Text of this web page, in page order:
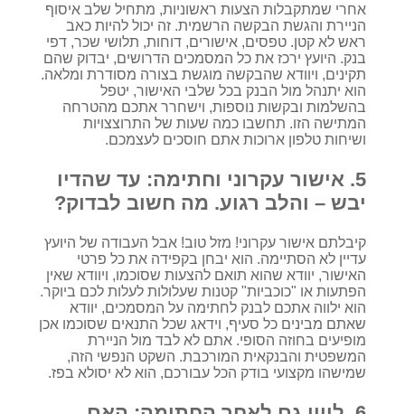
אחרי שמתקבלות הצעות ראשוניות, מתחיל שלב איסוף
הניירת והגשת הבקשה הרשמית. זה יכול להיות כאב
ראש לא קטן. טפסים, אישורים, דוחות, תלושי שכר, דפי
בנק. היועץ ירכז את כל המסמכים הדרושים, יבדוק שהם
תקינים, ויוודא שהבקשה מוגשת בצורה מסודרת ומלאה.
הוא יתנהל מול הבנק בכל שלבי האישור, יטפל
בהשלמות ובקשות נוספות, וישחרר אתכם מהטרחה
המתישה הזו. תחשבו כמה שעות של התרוצצויות
ושיחות טלפון ארוכות אתם חוסכים לעצמכם.
5. אישור עקרוני וחתימה: עד שהדיו
יבש – והלב רגוע. מה חשוב לבדוק?
קיבלתם אישור עקרוני! מזל טוב! אבל העבודה של היועץ
עדיין לא הסתיימה. הוא יבחן בקפידה את כל פרטי
האישור, יוודא שהוא תואם להצעות שסוכמו, ויוודא שאין
הפתעות או "כוכביות" קטנות שעלולות לעלות לכם ביוקר.
הוא ילווה אתכם לבנק לחתימה על המסמכים, יוודא
שאתם מבינים כל סעיף, וידאג שכל התנאים שסוכמו אכן
מופיעים בחוזה הסופי. אתם לא לבד מול הניירת
המשפטית והבנקאית המורכבת. השקט הנפשי הזה,
שמישהו מקצועי בודק הכל עבורכם, הוא לא יסולא בפז.